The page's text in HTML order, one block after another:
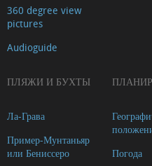
виды
спорта
Государственные
Медицинские
Транспорт
Cocktail
360 degree view
pictures
Audioguide
ПЛЯЖИ И БУХТЫ
Ла-Грава
Пример-Мунтаньяр
или Бениссеро
Погода